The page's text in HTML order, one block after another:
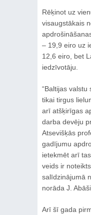
Rēķinot uz
visaugstākais
– 19,9 eiro uz
12,6 eiro, bet
iedzīvotāju.
“Baltijas
tikai tirgus
arī atšķirīgas
darba devēju
Atsevišķās
gadījumu
ietekmēt arī
veids ir
salīdzinājumā
norāda J.
Arī šī gada